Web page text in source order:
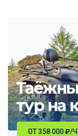
тур на
ОТ 358 000₽/